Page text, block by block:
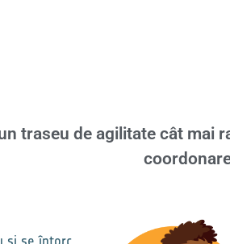
traseu de agilitate cât mai